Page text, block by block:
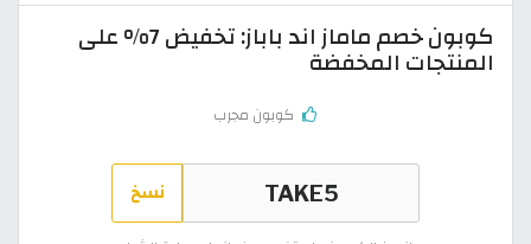
كوبون خصم ماماز اند باباز: تخفيض 7% على
المنتجات المخفضة
كوبون مجرب
نسخ